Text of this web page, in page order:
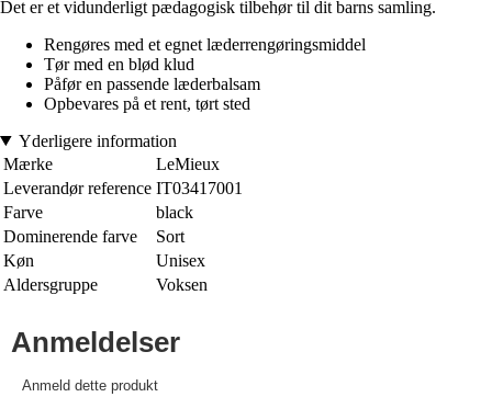
Det er et vidunderligt pædagogisk tilbehør til dit barns samling.
Rengøres med et egnet læderrengøringsmiddel
Tør med en blød klud
Påfør en passende læderbalsam
Opbevares på et rent, tørt sted
Yderligere information
Mærke
LeMieux
Leverandør reference IT03417001
Farve
black
Dominerende farve
Sort
Køn
Unisex
Aldersgruppe
Voksen